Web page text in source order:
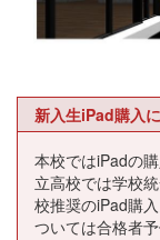
新入生iPad購入
本校ではiPadの
立高校では学校
校推奨のiPad購
ついては合格者